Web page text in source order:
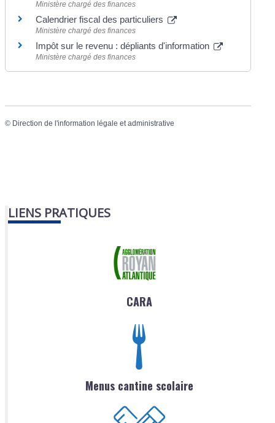
Ministère chargé des finances
Calendrier fiscal des particuliers
Ministère chargé des finances
Impôt sur le revenu : dépliants d'information
Ministère chargé des finances
© Direction de l'information légale et administrative
LIENS PRATIQUES
CARA
Menus cantine scolaire